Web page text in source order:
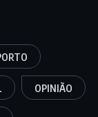
OPINIÃO